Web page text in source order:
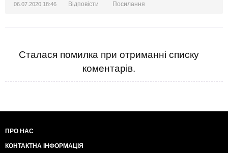
06.07.2020 18:46 Відповісти Посилання
Сталася помилка при отриманні списку
коментарів.
ПРО НАС
КОНТАКТНА ІНФОРМАЦІЯ